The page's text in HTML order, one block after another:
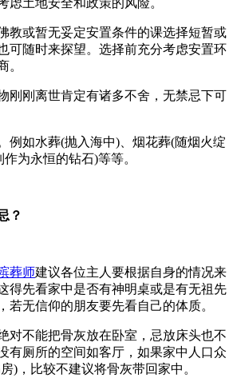
教或暂无妥定安置条件的课选择短暂或
可随时来探望。选择前充分考虑安置环
。
刚刚离世肯定有诸多不舍，无禁忌下可
例如水葬(抛入海中)、烟花葬(随烟火绽
为永恒的钻石)等等。
？
葬师建议各位主人要根据自身的情况来
得先看家中是否有神明桌或是有无祖先
若无信仰的朋友要先看自己的体质。
对不能把骨灰放在卧室，忌放床头也不
有厕所的空间如客厅，如果家中人口众
)，比较不建议将骨灰带回家中。